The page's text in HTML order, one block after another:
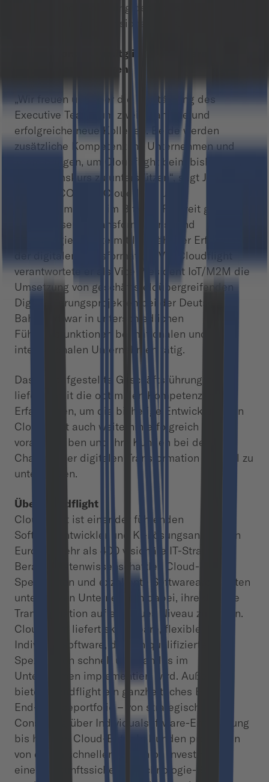
strategische Bedeutung des anvisierten
anorganischen Expansionskurses.
Bitkom-Vorstandsmitglied Jörn Petereit
begrüßt neue Kollegen
„Wir freuen uns über die Verstärkung des
Executive Teams um zwei erfahrene und
erfolgreiche neue Kollegen. Beide werden
zusätzliche Kompetenz ins Unternehmen und
Team bringen, um Cloudflight beim bisherigen
Wachstumskurs zu unterstützen“, sagt Jörn
Petereit, COO bei Cloudflight und
Vorstandsmitglied im Bitkom. Petereit gilt als
ausgewiesener Transformations- und
Technologieexperte mit langjähriger Erfahrung in
der digitalen Transformation. Vor Cloudflight
verantwortete er als Vice President IoT/M2M die
Umsetzung von geschäftsfeldübergreifenden
Digitalisierungsprojekten bei der Deutschen
Bahn und war in unterschiedlichen
Führungsfunktionen bei nationalen und
internationalen Unternehmen tätig.
Das neuaufgestellte Geschäftsführungsteam
liefert somit die optimalen Kompetenzen und
Erfahrungen, um die bisherige Entwicklung von
Cloudflight auch weiterhin erfolgreich
voranzutreiben und ihre Kunden bei den
Chancen der digitalen Transformation optimal zu
unterstützen.
Über Cloudflight
Cloudflight ist einer der führenden
Softwareentwickler und KI-Lösungsanbieter in
Europa. Mehr als 400 visionäre IT-Strategen,
Berater, Datenwissenschaftler, Cloud-
Spezialisten und exzellente Softwarearchitekten
unterstützen Unternehmen dabei, ihre digitale
Transformation auf ein neues Niveau zu heben.
Cloudflight liefert skalierbare, flexible
Individualsoftware, die von qualifizierten IT-
Spezialisten schnell und nahtlos im
Unternehmen implementiert wird. Außerdem
bietet Cloudflight ein ganzheitliches End-to-
End-Serviceportfolio – von strategischem
Consulting über Individualsoftware-Entwicklung
bis hin zum Cloud-Betrieb.
Kunden profitieren
von einem schnellen Return on Investment,
einem zukunftssicheren Technologie-Stack